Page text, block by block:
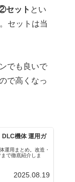
セット とい
セットは当
でも良いで
で高くなっ
DLC機体 運用ガ
運用まとめ。改造・
で徹底紹介しま
2025.08.19